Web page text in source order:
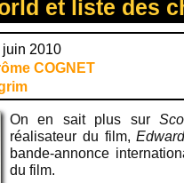
et liste des
juin 2010
COGNET
On en sait plus sur
réalisateur du film,
bande-annonce
du film.